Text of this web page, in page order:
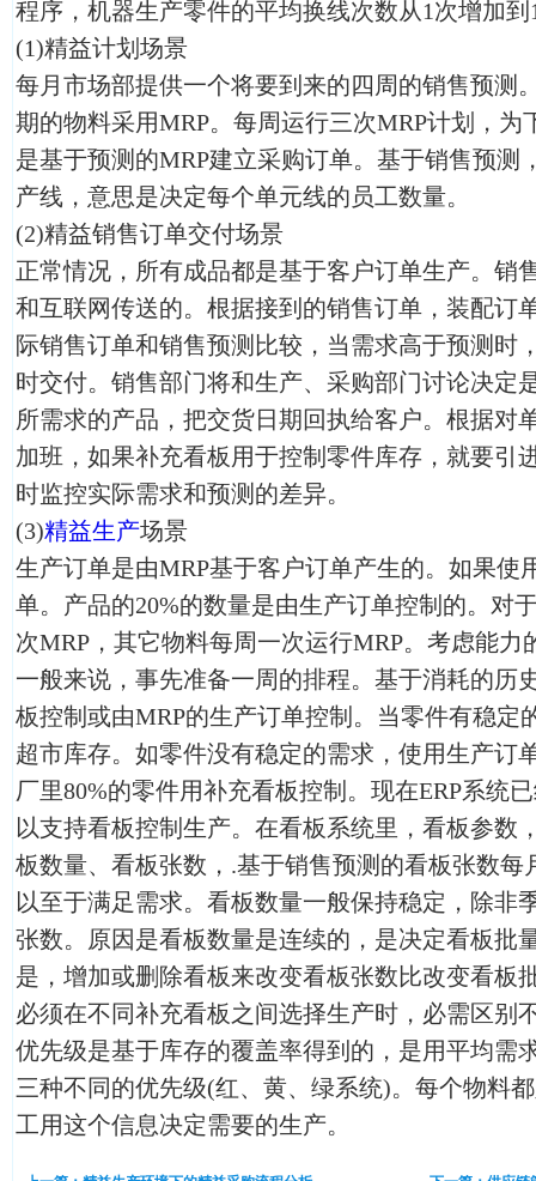
程序，机器生产零件的平均换线次数从1次增加到
(1)精益计划场景
每月市场部提供一个将要到来的四周的销售预测
期的物料采用MRP。每周运行三次MRP计划，为
是基于预测的MRP建立采购订单。基于销售预测
产线，意思是决定每个单元线的员工数量。
(2)精益销售订单交付场景
正常情况，所有成品都是基于客户订单生产。销
和互联网传送的。根据接到的销售订单，装配订
际销售订单和销售预测比较，当需求高于预测时
时交付。销售部门将和生产、采购部门讨论决定
所需求的产品，把交货日期回执给客户。根据对
加班，如果补充看板用于控制零件库存，就要引
时监控实际需求和预测的差异。
(3)精益生产场景
生产订单是由MRP基于客户订单产生的。如果使
单。产品的20%的数量是由生产订单控制的。对
次MRP，其它物料每周一次运行MRP。考虑能
一般来说，事先准备一周的排程。基于消耗的历
板控制或由MRP的生产订单控制。当零件有稳定
超市库存。如零件没有稳定的需求，使用生产订
厂里80%的零件用补充看板控制。现在ERP系统
以支持看板控制生产。在看板系统里，看板参数
板数量、看板张数，.基于销售预测的看板张数每
以至于满足需求。看板数量一般保持稳定，除非
张数。原因是看板数量是连续的，是决定看板批
是，增加或删除看板来改变看板张数比改变看板
必须在不同补充看板之间选择生产时，必需区别
优先级是基于库存的覆盖率得到的，是用平均需
三种不同的优先级(红、黄、绿系统)。每个物料
工用这个信息决定需要的生产。